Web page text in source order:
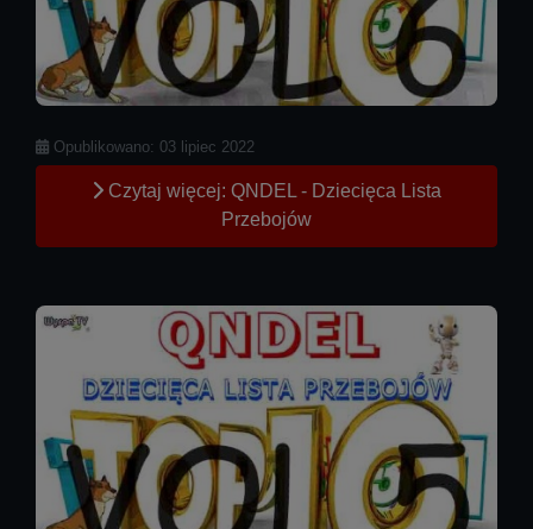
Szczegóły
Opublikowano: 03 lipiec 2022
Czytaj więcej: QNDEL - Dziecięca Lista
Przebojów